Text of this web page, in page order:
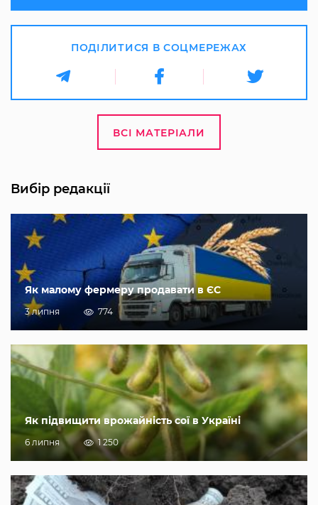
ПОДІЛИТИСЯ В СОЦМЕРЕЖАХ
ВСІ МАТЕРІАЛИ
Вибір редакції
Як малому фермеру продавати в ЄС
3 липня 774
Як підвищити врожайність сої в Україні
6 липня 1 250